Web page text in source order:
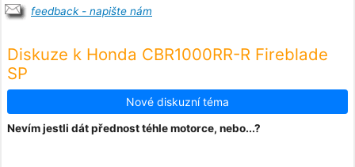
feedback - napište nám
Diskuze k Honda CBR1000RR-R Fireblade
SP
Nové diskuzní téma
Nevím jestli dát přednost téhle motorce, nebo...?